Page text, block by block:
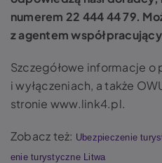
numerem 22 444 44 79.
z agentem
Szczegółowe informacje
i wyłączeniach, a także
stronie www.link4.pl.
Zobacz też: Ubezpieczenie
enie turystyczne Litwa